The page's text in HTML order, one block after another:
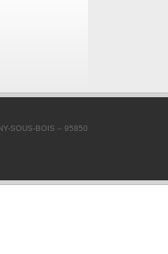
SOUS-BOIS – 95850